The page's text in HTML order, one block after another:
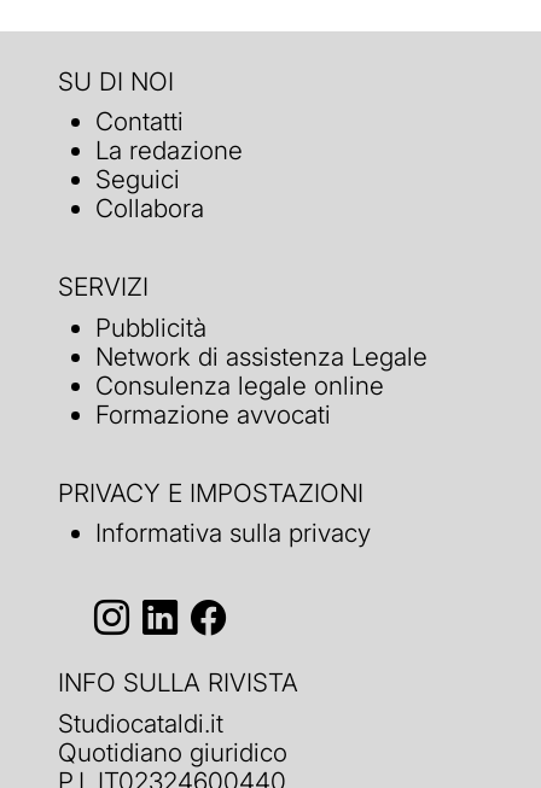
SU DI NOI
Contatti
La redazione
Seguici
Collabora
SERVIZI
Pubblicità
Network di assistenza Legale
Consulenza legale online
Formazione avvocati
PRIVACY E IMPOSTAZIONI
Informativa sulla privacy
INFO SULLA RIVISTA
Studiocataldi.it
Quotidiano giuridico
P.I. IT02324600440